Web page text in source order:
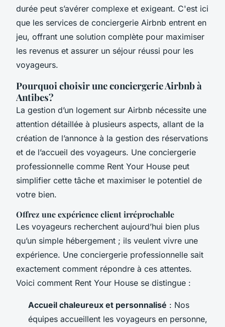
durée peut s’avérer complexe et exigeant. C'est ici
que les services de conciergerie Airbnb entrent en
jeu, offrant une solution complète pour maximiser
les revenus et assurer un séjour réussi pour les
voyageurs.
Pourquoi choisir une conciergerie Airbnb à
Antibes?
La gestion d’un logement sur Airbnb nécessite une
attention détaillée à plusieurs aspects, allant de la
création de l’annonce à la gestion des réservations
et de l’accueil des voyageurs. Une conciergerie
professionnelle comme Rent Your House peut
simplifier cette tâche et maximiser le potentiel de
votre bien.
Offrez une expérience client irréprochable
Les voyageurs recherchent aujourd’hui bien plus
qu’un simple hébergement ; ils veulent vivre une
expérience. Une conciergerie professionnelle sait
exactement comment répondre à ces attentes.
Voici comment Rent Your House se distingue :
Accueil chaleureux et personnalisé : Nos
équipes accueillent les voyageurs en personne,